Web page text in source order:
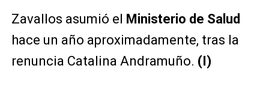
Zavallos asumió el Ministerio de Salud
hace un año aproximadamente, tras la
renuncia Catalina Andramuño. (I)